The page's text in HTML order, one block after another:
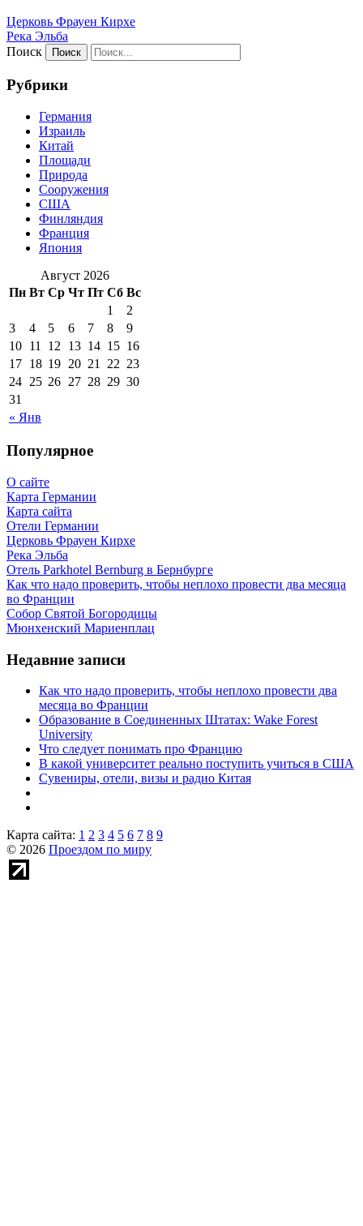
Церковь Фрауен Кирхе
Река Эльба
Поиск
Рубрики
Германия
Израиль
Китай
Площади
Природа
Сооружения
США
Финляндия
Франция
Япония
Август 2026
Пн Вт Ср Чт Пт Сб Вс
« Янв
1
2
3
4 5 6 7 8
9
10 11 12 13 14 15 16
17 18 19 20 21 22 23
24 25 26 27 28 29 30
31
Популярное
О сайте
Карта Германии
Карта сайта
Отели Германии
Церковь Фрауен Кирхе
Река Эльба
Отель Parkhotel Bernburg в Бернбурге
Как что надо проверить, чтобы неплохо провести два месяца
во Франции
Собор Святой Богородицы
Мюнхенский Мариенплац
Недавние записи
Как что надо проверить, чтобы неплохо провести два
месяца во Франции
Образование в Соединенных Штатах: Wake Forest
University
Что следует понимать про Францию
В какой университет реально поступить учиться в США
Сувениры, отели, визы и радио Китая
Карта сайта: 1 2 3 4 5 6 7 8 9
© 2026 Проездом по миру